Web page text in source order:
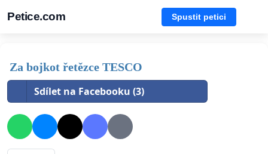
Petice.com Spustit petici
Za bojkot řetězce TESCO
Sdílet na Facebooku (3)